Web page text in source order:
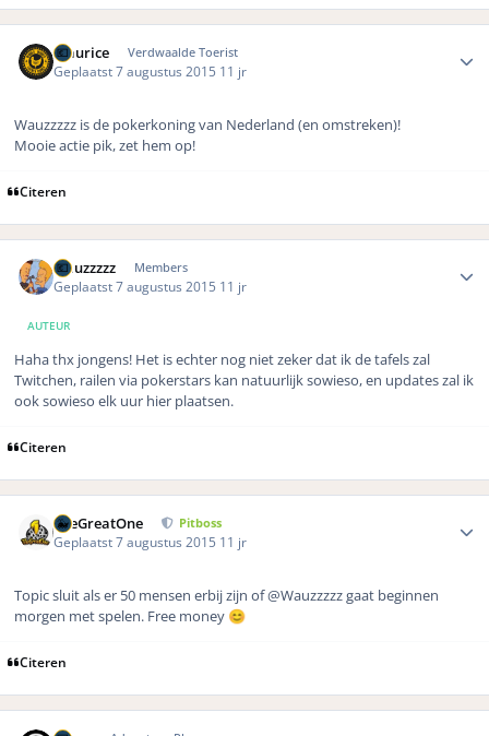
Maurice Verdwaalde Toerist
Geplaatst7 augustus 2015 11 jr
Wauzzzzz is de pokerkoning van Nederland (en omstreken)!
Mooie actie pik, zet hem op!
Citeren
wauzzzzz Members
Geplaatst7 augustus 2015 11 jr
AUTEUR
Haha thx jongens! Het is echter nog niet zeker dat ik de tafels zal
Twitchen, railen via pokerstars kan natuurlijk sowieso, en updates zal ik
ook sowieso elk uur hier plaatsen.
Citeren
TheGreatOne Pitboss
Geplaatst7 augustus 2015 11 jr
Topic sluit als er 50 mensen erbij zijn of @Wauzzzzz gaat beginnen
morgen met spelen. Free money 😊
Citeren